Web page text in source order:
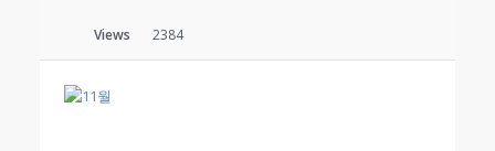
Views 2384